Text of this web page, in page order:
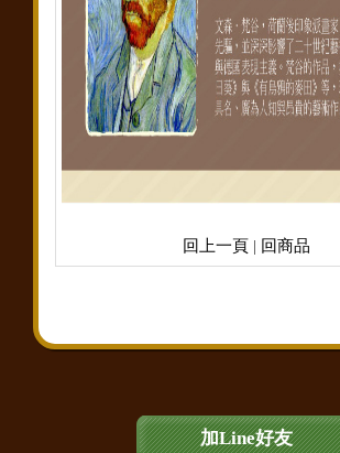
加Line好友
回上一頁 | 回商品